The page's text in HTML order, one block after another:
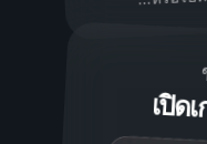
เปิด